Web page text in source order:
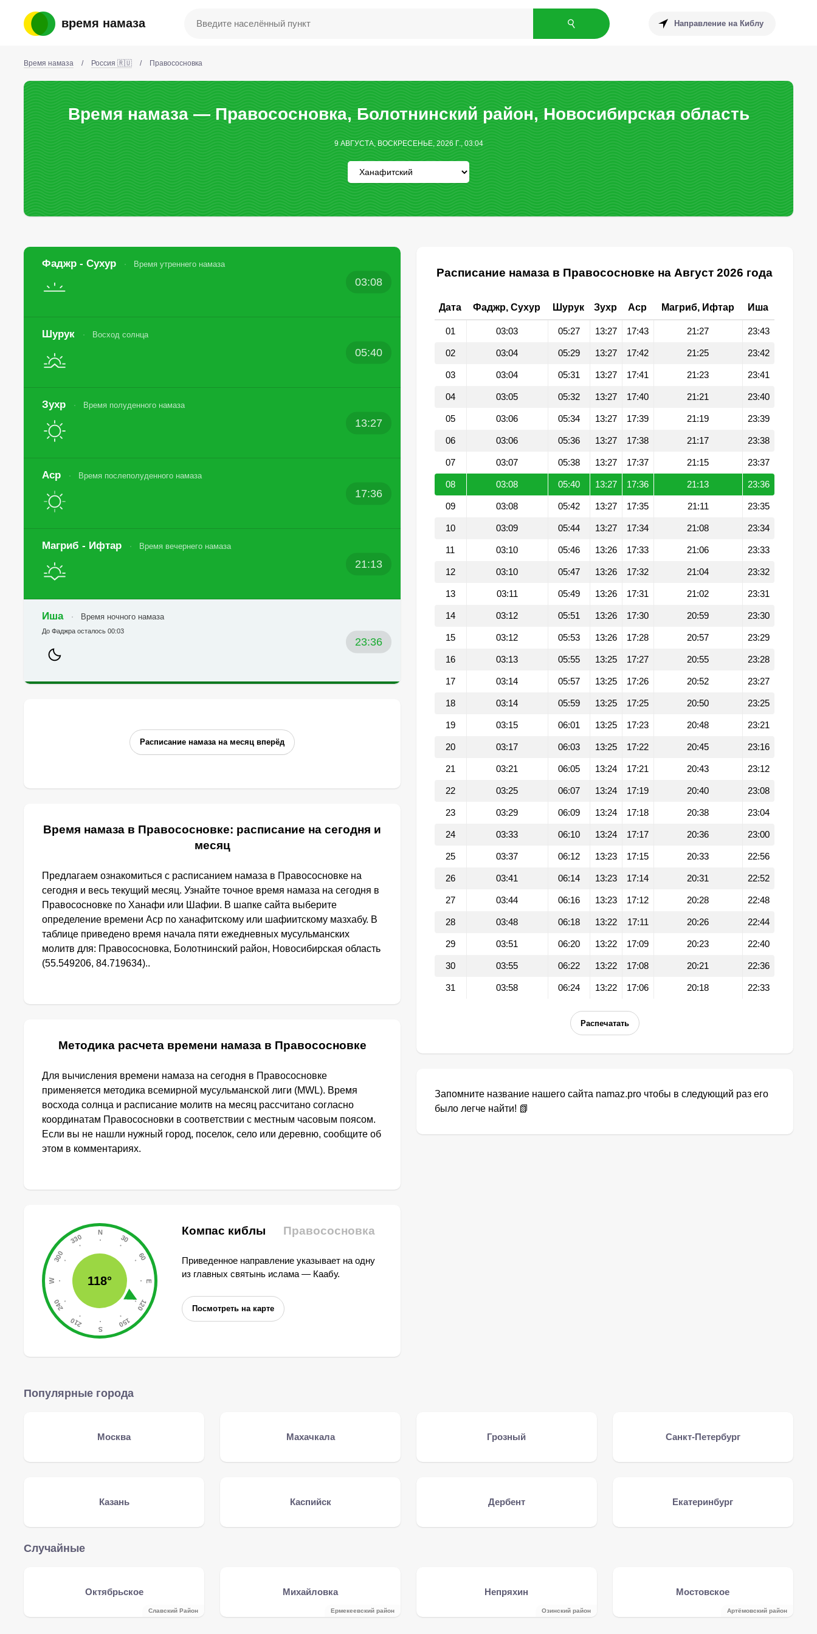
время намаза Направление на Киблу
Время намаза / Россия 🇷🇺 / Правососновка
Время намаза — Правососновка, Болотнинский район, Новосибирская область
9 АВГУСТА, ВОСКРЕСЕНЬЕ, 2026 Г., 03:04
Фаджр - Сухур Время утреннего намаза
03:08
Шурук Восход солнца
05:40
Зухр Время полуденного намаза
13:27
Аср Время послеполуденного намаза
17:36
Магриб - Ифтар Время вечернего намаза
21:13
Иша Время ночного намаза
23:36
До Фаджра осталось 00:03
Расписание намаза на месяц вперёд
Время намаза в Правососновке: расписание на сегодня и
месяц
Предлагаем ознакомиться с расписанием намаза в Правососновке на
сегодня и весь текущий месяц. Узнайте точное время намаза на сегодня в
Правососновке по Ханафи или Шафии. В шапке сайта выберите
определение времени Аср по ханафитскому или шафиитскому мазхабу. В
таблице приведено время начала пяти ежедневных мусульманских
молитв для: Правососновка, Болотнинский район, Новосибирская область
(55.549206, 84.719634)..
Методика расчета времени намаза в Правососновке
Для вычисления времени намаза на сегодня в Правососновке
применяется методика всемирной мусульманской лиги (MWL). Время
восхода солнца и расписание молитв на месяц рассчитано согласно
координатам Правососновки в соответствии с местным часовым поясом.
Если вы не нашли нужный город, поселок, село или деревню, сообщите об
этом в комментариях.
118°
Компас киблы Правососновка
Приведенное направление указывает на одну
из главных святынь ислама — Каабу.
Посмотреть на карте
Расписание намаза в Правососновке на Август 2026 года
Дата Фаджр, Сухур Шурук Зухр Аср Магриб, Ифтар Иша
01 03:03 05:27 13:27 17:43 21:27 23:43
02 03:04 05:29 13:27 17:42 21:25 23:42
03 03:04 05:31 13:27 17:41 21:23 23:41
04 03:05 05:32 13:27 17:40 21:21 23:40
05 03:06 05:34 13:27 17:39 21:19 23:39
06 03:06 05:36 13:27 17:38 21:17 23:38
07 03:07 05:38 13:27 17:37 21:15 23:37
08 03:08 05:40 13:27 17:36 21:13 23:36
09 03:08 05:42 13:27 17:35 21:11 23:35
10 03:09 05:44 13:27 17:34 21:08 23:34
11 03:10 05:46 13:26 17:33 21:06 23:33
12 03:10 05:47 13:26 17:32 21:04 23:32
13 03:11 05:49 13:26 17:31 21:02 23:31
14 03:12 05:51 13:26 17:30 20:59 23:30
15 03:12 05:53 13:26 17:28 20:57 23:29
16 03:13 05:55 13:25 17:27 20:55 23:28
17 03:14 05:57 13:25 17:26 20:52 23:27
18 03:14 05:59 13:25 17:25 20:50 23:25
19 03:15 06:01 13:25 17:23 20:48 23:21
20 03:17 06:03 13:25 17:22 20:45 23:16
21 03:21 06:05 13:24 17:21 20:43 23:12
22 03:25 06:07 13:24 17:19 20:40 23:08
23 03:29 06:09 13:24 17:18 20:38 23:04
24 03:33 06:10 13:24 17:17 20:36 23:00
25 03:37 06:12 13:23 17:15 20:33 22:56
26 03:41 06:14 13:23 17:14 20:31 22:52
27 03:44 06:16 13:23 17:12 20:28 22:48
28 03:48 06:18 13:22 17:11 20:26 22:44
29 03:51 06:20 13:22 17:09 20:23 22:40
30 03:55 06:22 13:22 17:08 20:21 22:36
31 03:58 06:24 13:22 17:06 20:18 22:33
Распечатать
Запомните название нашего сайта namaz.pro чтобы в следующий раз его
было легче найти! 📗
Популярные города
Москва Махачкала Грозный Санкт-Петербург
Казань Каспийск Дербент Екатеринбург
Случайные
Октябрьское
Славский Район
Михайловка
Ермекеевский район
Непряхин
Озинский район
Мостовское
Артёмовский район